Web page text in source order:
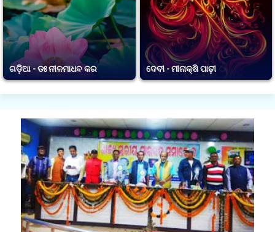
ଗଡ଼ିଆ - ଡଃ ନୀଳମାଧବ କର ଦେବୀ - ମୀନାକ୍ଷି ପାଢ଼ୀ